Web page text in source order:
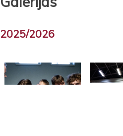
2025/2026